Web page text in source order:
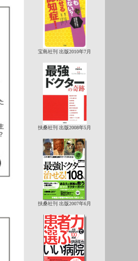
宝島社刊 出版2010年7月
扶桑社刊 出版2008年5月
扶桑社刊 出版2007年6月